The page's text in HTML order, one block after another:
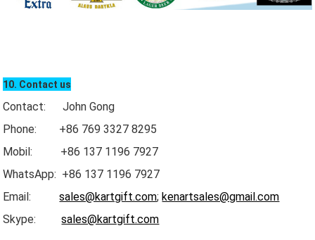
10. Contact us
Contact: John Gong
Phone: +86 769 3327 8295
Mobil: +86 137 1196 7927
WhatsApp: +86 137 1196 7927
Email:sales@kartgift.com;kenartsales@gmail.com
Skype:sales@kartgift.com